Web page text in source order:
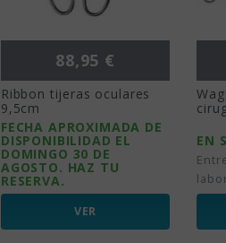
Precio
88,95 €
Ribbon tijeras oculares
9,5cm
FECHA APROXIMADA DE
DISPONIBILIDAD EL
DOMINGO 30 DE
AGOSTO. HAZ TU
RESERVA.
VER
EN